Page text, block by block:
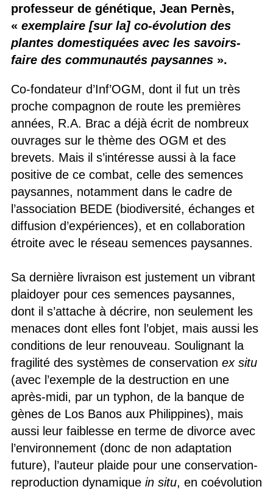
professeur de génétique, Jean Pernès,
« exemplaire [sur la] co-évolution des
plantes domestiquées avec les savoirs-
faire des communautés paysannes».
Co-fondateur d’Inf’OGM, dont il fut un très
proche compagnon de route les premières
années, R.A. Brac a déjà écrit de nombreux
ouvrages sur le thème des OGM et des
brevets. Mais il s’intéresse aussi à la face
positive de ce combat, celle des semences
paysannes, notamment dans le cadre de
l’association BEDE (biodiversité, échanges et
diffusion d’expériences), et en collaboration
étroite avec le réseau semences paysannes.
Sa dernière livraison est justement un vibrant
plaidoyer pour ces semences paysannes,
dont il s’attache à décrire, non seulement les
menaces dont elles font l’objet, mais aussi les
conditions de leur renouveau. Soulignant la
fragilité des systèmes de conservation ex situ
(avec l’exemple de la destruction en une
après-midi, par un typhon, de la banque de
gènes de Los Banos aux Philippines), mais
aussi leur faiblesse en terme de divorce avec
l’environnement (donc de non adaptation
future), l’auteur plaide pour une conservation-
reproduction dynamique in situ, en coévolution